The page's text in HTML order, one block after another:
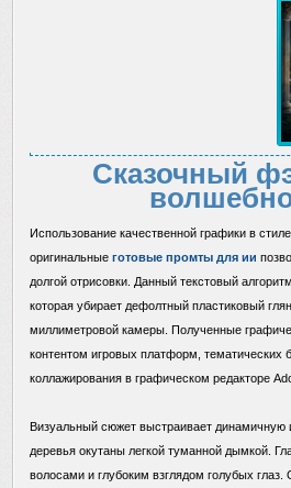
Сказочный
Использование качественной графики в
оригинальные готовые промты для ии
долгой отрисовки. Данный текстовый
которая убирает дефолтный пластиковый
миллиметровой камеры. Полученные
контентом игровых платформ, тематических
коллажирования в графическом редакторе
Визуальный сюжет выстраивает
деревья окутаны легкой туманной дымкой.
волосами и глубоким взглядом голубых